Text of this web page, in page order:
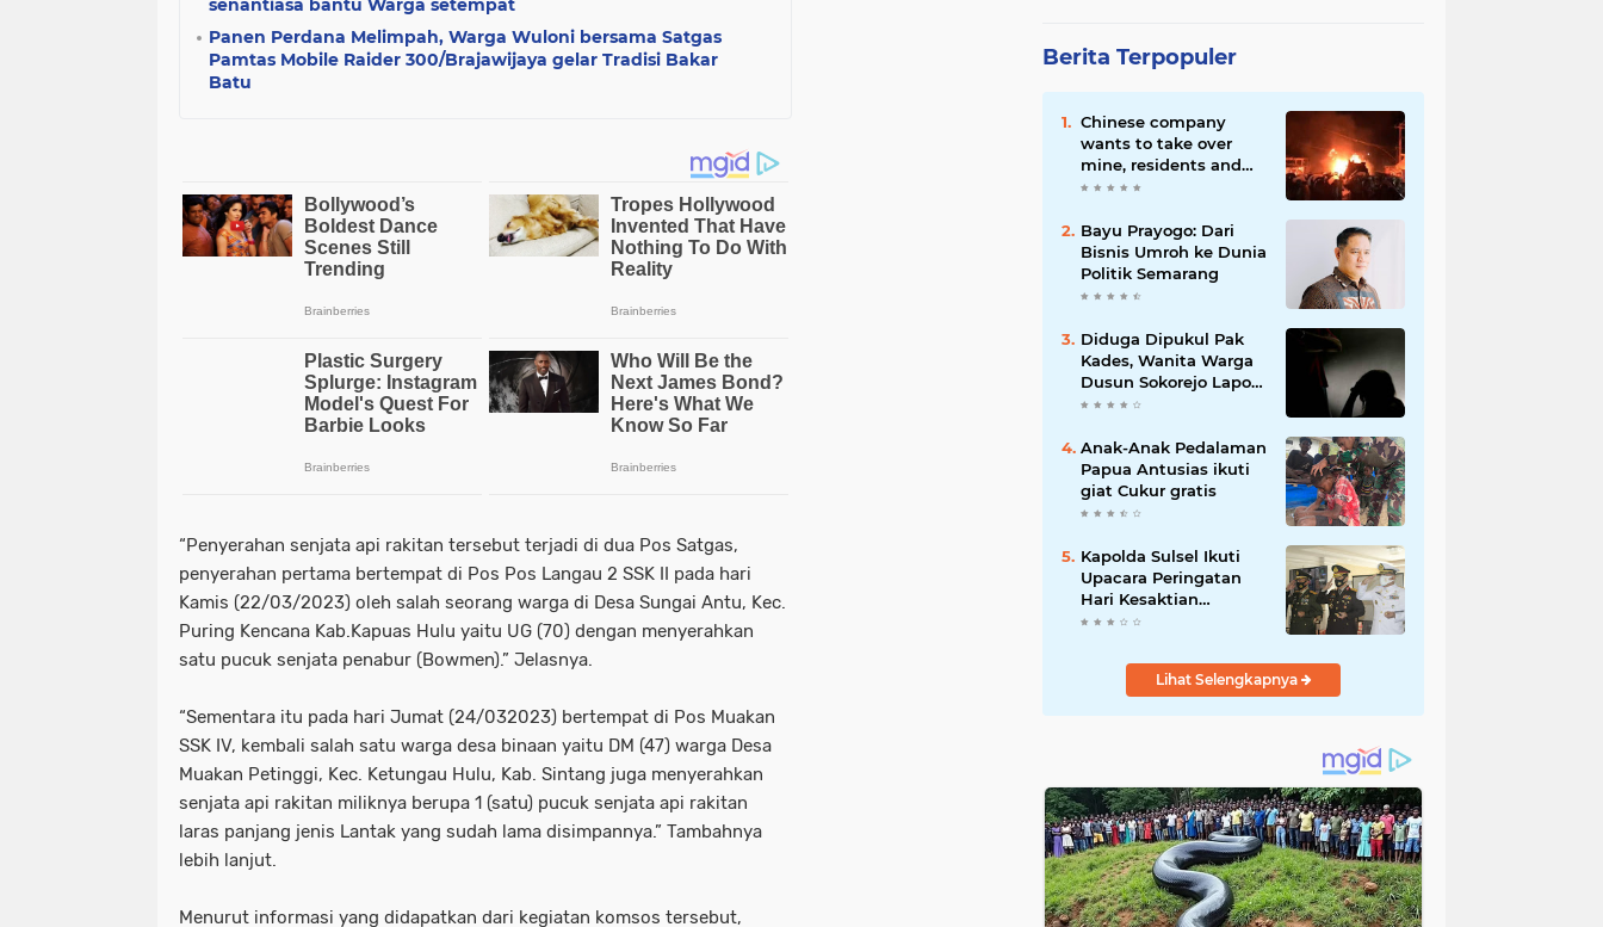
senantiasa bantu Warga setempat
Panen Perdana Melimpah, Warga Wuloni bersama Satgas
Pamtas Mobile Raider 300/Brajawijaya gelar Tradisi Bakar
Batu
“Penyerahan senjata api rakitan tersebut terjadi di dua Pos Satgas,
penyerahan pertama bertempat di Pos Pos Langau 2 SSK II pada hari
Kamis (22/03/2023) oleh salah seorang warga di Desa Sungai Antu, Kec.
Puring Kencana Kab.Kapuas Hulu yaitu UG (70) dengan menyerahkan
satu pucuk senjata penabur (Bowmen).” Jelasnya.
“Sementara itu pada hari Jumat (24/032023) bertempat di Pos Muakan
SSK IV, kembali salah satu warga desa binaan yaitu DM (47) warga Desa
Muakan Petinggi, Kec. Ketungau Hulu, Kab. Sintang juga menyerahkan
senjata api rakitan miliknya berupa 1 (satu) pucuk senjata api rakitan
laras panjang jenis Lantak yang sudah lama disimpannya.” Tambahnya
lebih lanjut.
Menurut informasi yang didapatkan dari kegiatan komsos tersebut,
Berita Terpopuler
Chinese company
wants to take over
mine, residents and
police clash in Palu
Bayu Prayogo: Dari
Bisnis Umroh ke Dunia
Politik Semarang
Diduga Dipukul Pak
Kades, Wanita Warga
Dusun Sokorejo Lapor
Polisi Petarukan
Anak-Anak Pedalaman
Papua Antusias ikuti
giat Cukur gratis
Kapolda Sulsel Ikuti
Upacara Peringatan
Hari Kesaktian
Pancasila Tahun 2020
Lihat Selengkapnya